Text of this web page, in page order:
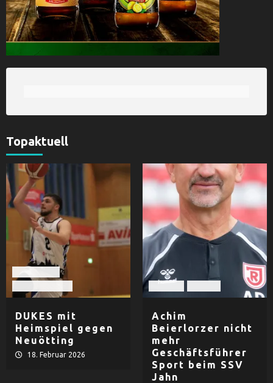
Topaktuell
DUKES mit
Heimspiel gegen
Neuötting
18. Februar 2026
Achim
Beierlorzer nicht
mehr
Geschäftsführer
Sport beim SSV
Jahn